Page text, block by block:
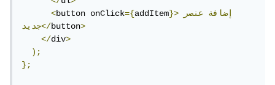
<button onClick={addItem }>إضافة
عنصر
جديد</button>
</div>
);
};